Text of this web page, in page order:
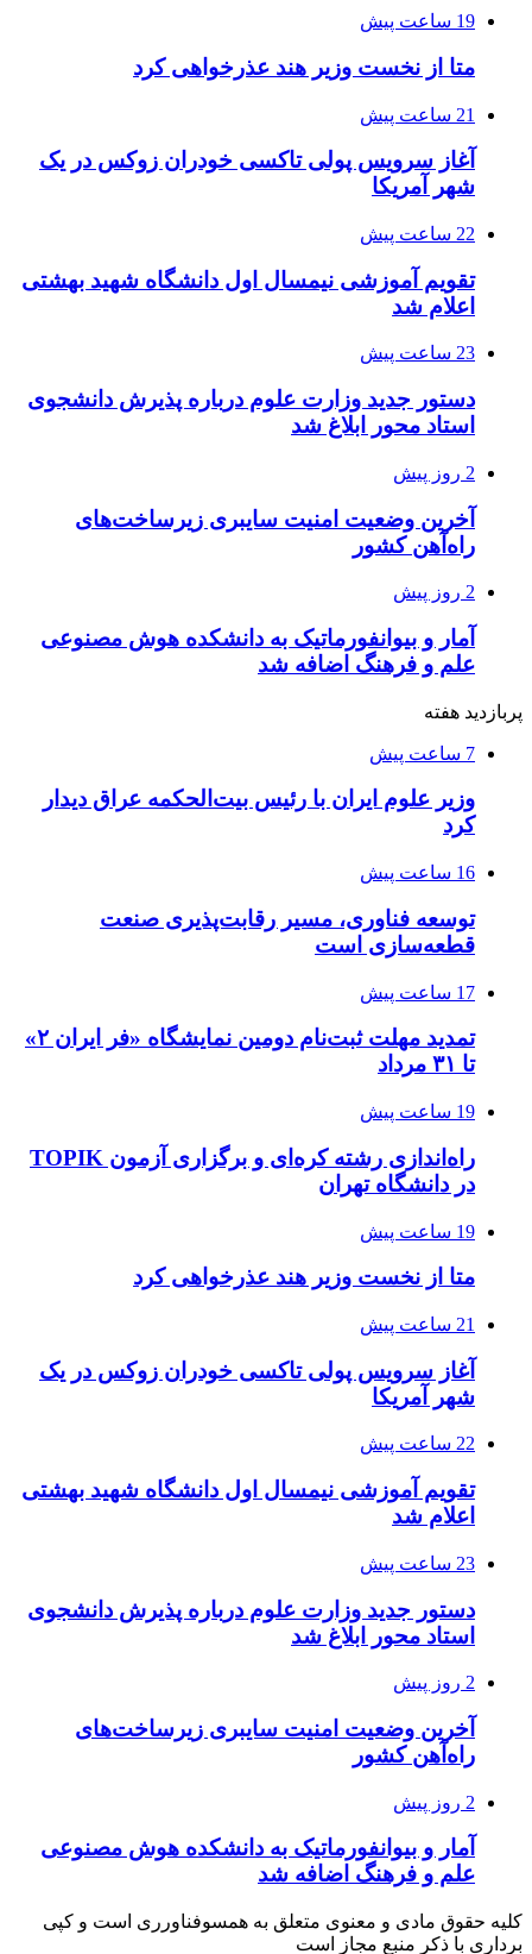
19 ساعت پیش
متا از نخست وزیر هند عذرخواهی کرد
21 ساعت پیش
آغاز سرویس پولی تاکسی خودران زوکس در یک
شهر آمریکا
22 ساعت پیش
تقویم آموزشی نیمسال اول دانشگاه شهید بهشتی
اعلام شد
23 ساعت پیش
دستور جدید وزارت علوم درباره پذیرش دانشجوی
استاد محور ابلاغ شد
2 روز پیش
آخرین وضعیت امنیت سایبری زیرساخت‌های
راه‌آهن کشور
2 روز پیش
آمار و بیوانفورماتیک به دانشکده هوش مصنوعی
علم و فرهنگ اضافه شد
پربازدید هفته
7 ساعت پیش
وزیر علوم ایران با رئیس بیت‌الحکمه عراق دیدار
کرد
16 ساعت پیش
توسعه فناوری، مسیر رقابت‌پذیری صنعت
قطعه‌سازی است
17 ساعت پیش
تمدید مهلت ثبت‌نام دومین نمایشگاه «فر ایران ۲»
تا ۳۱ مرداد
19 ساعت پیش
راه‌اندازی رشته کره‌ای و برگزاری آزمون TOPIK
در دانشگاه تهران
19 ساعت پیش
متا از نخست وزیر هند عذرخواهی کرد
21 ساعت پیش
آغاز سرویس پولی تاکسی خودران زوکس در یک
شهر آمریکا
22 ساعت پیش
تقویم آموزشی نیمسال اول دانشگاه شهید بهشتی
اعلام شد
23 ساعت پیش
دستور جدید وزارت علوم درباره پذیرش دانشجوی
استاد محور ابلاغ شد
2 روز پیش
آخرین وضعیت امنیت سایبری زیرساخت‌های
راه‌آهن کشور
2 روز پیش
آمار و بیوانفورماتیک به دانشکده هوش مصنوعی
علم و فرهنگ اضافه شد
کلیه حقوق مادی و معنوی متعلق به همسوفناورری است و کپی
برداری با ذکر منبع مجاز است